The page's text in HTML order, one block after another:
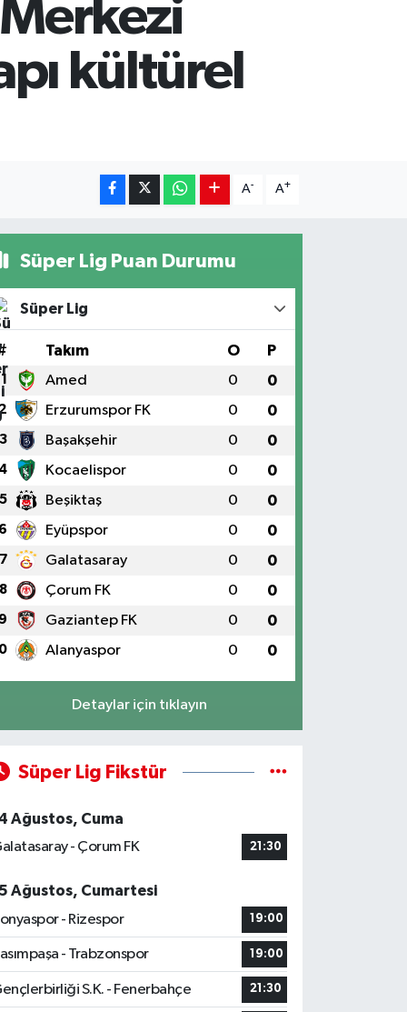
Merkezi
kültürel
A- A+
Süper Lig Puan Durumu
Süper Lig
Takım O P
1 Amed 0 0
Erzurumspor FK 0 0
3 Başakşehir 0 0
Kocaelispor 0 0
5 Beşiktaş 0 0
Eyüpspor 0 0
7 Galatasaray 0 0
8 Çorum FK 0 0
Gaziantep FK 0 0
Alanyaspor 0 0
Detaylar için tıklayın
Süper Lig Fikstür
Ağustos, Cuma
- Çorum FK
21:30
Ağustos, Cumartesi
- Rizespor
19:00
- Trabzonspor 19:00
S.K. - Fenerbahçe 21:30